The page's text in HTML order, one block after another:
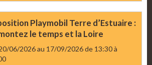
Playmobil Terre d’Estuaire :
le temps et la Loire
06/2026au 17/09/2026de 13:30à